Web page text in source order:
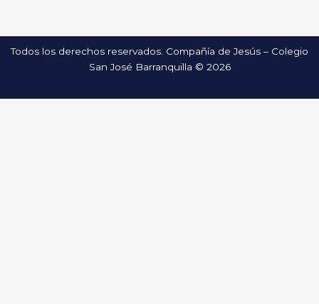
Todos los derechos reservados. Compañía de Jesús – Colegio
San José Barranquilla © 2026